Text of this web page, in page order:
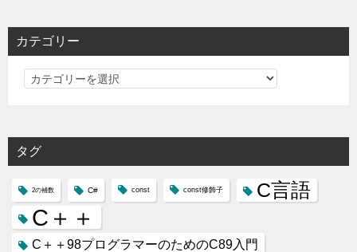
カテゴリー
カ
リ
ー
タグ
2の補数 C# const const修飾子 C言語
C＋＋
C＋＋98プログラマーのためのC89入門